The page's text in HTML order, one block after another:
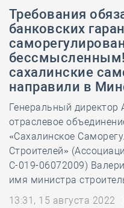
Требования
банковских
сахалинские
направили в
Генеральный директор
отраслевое
«Сахалинское
Строителей»
С-019-06072009)
имя министра
13:31, 15 августа 2022